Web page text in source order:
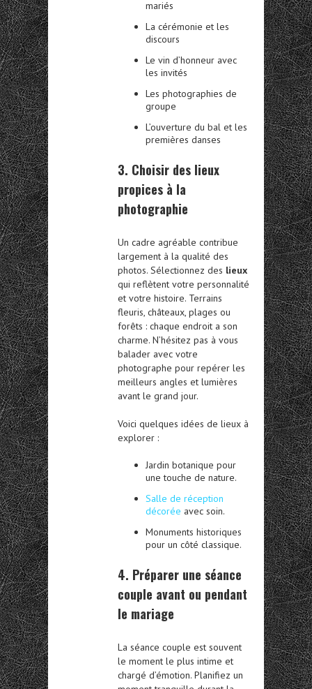
mariés
La cérémonie et les
discours
Le vin d’honneur avec
les invités
Les photographies de
groupe
L’ouverture du bal et les
premières danses
3. Choisir des lieux
propices à la
photographie
Un cadre agréable contribue
largement à la qualité des
photos. Sélectionnez des lieux
qui reflètent votre personnalité
et votre histoire. Terrains
fleuris, châteaux, plages ou
forêts : chaque endroit a son
charme. N’hésitez pas à vous
balader avec votre
photographe pour repérer les
meilleurs angles et lumières
avant le grand jour.
Voici quelques idées de lieux à
explorer :
Jardin botanique pour
une touche de nature.
Salle de réception
décorée avec soin.
Monuments historiques
pour un côté classique.
4. Préparer une séance
couple avant ou pendant
le mariage
La séance couple est souvent
le moment le plus intime et
chargé d’émotion. Planifiez un